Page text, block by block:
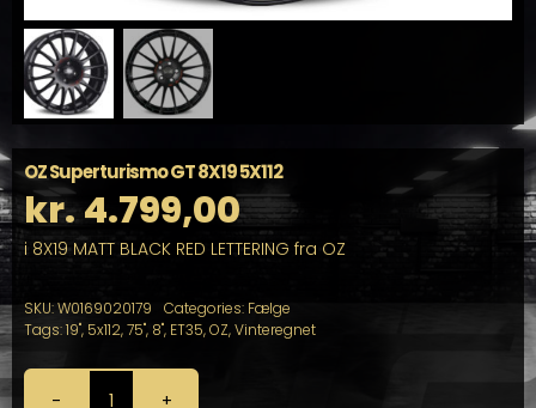
OZ Superturismo GT 8X19 5X112
kr.4.799,00
i 8X19 MATT BLACK RED LETTERING fra OZ
SKU:W0169020179 Categories: Fælge
Tags:19", 5x112,75", 8", ET35,OZ,Vinteregnet